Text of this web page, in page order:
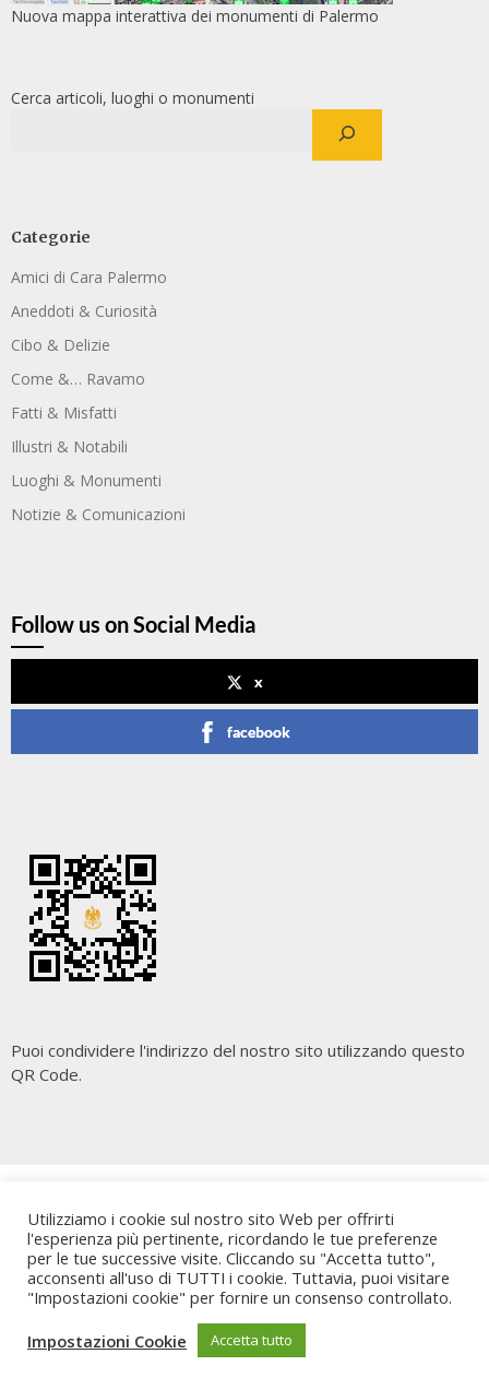
Nuova mappa interattiva dei monumenti di Palermo
Cerca articoli, luoghi o monumenti
Categorie
Amici di Cara Palermo
Aneddoti & Curiosità
Cibo & Delizie
Come &… Ravamo
Fatti & Misfatti
Illustri & Notabili
Luoghi & Monumenti
Notizie & Comunicazioni
Follow us on Social Media
x
facebook
Puoi condividere l'indirizzo del nostro sito utilizzando questo
QR Code.
Writers Blogily Theme
Utilizziamo i cookie sul nostro sito Web per offrirti
l'esperienza più pertinente, ricordando le tue preferenze
per le tue successive visite. Cliccando su "Accetta tutto",
acconsenti all'uso di TUTTI i cookie. Tuttavia, puoi visitare
"Impostazioni cookie" per fornire un consenso controllato.
Impostazioni Cookie
Accetta tutto